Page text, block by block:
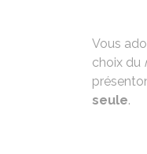
Vous
choix du
seule.